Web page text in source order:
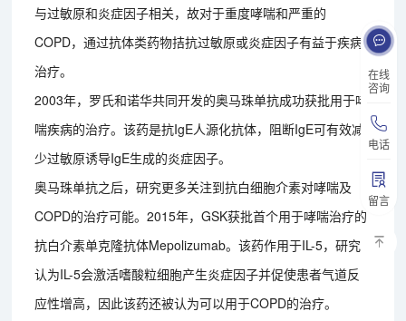
在线
咨询
电话
留言
与过敏原和炎症因子相关，故对于重度哮喘和严重的
COPD，通过抗体类药物拮抗过敏原或炎症因子有益于疾病
治疗。
2003年，罗氏和诺华共同开发的奥马珠单抗成功获批用于哮
喘疾病的治疗。该药是抗IgE人源化抗体，阻断IgE可有效减
少过敏原诱导IgE生成的炎症因子。
奥马珠单抗之后，研究更多关注到抗白细胞介素对哮喘及
COPD的治疗可能。2015年，GSK获批首个用于哮喘治疗的
抗白介素单克隆抗体Mepolizumab。该药作用于IL-5，研究
认为IL-5会激活嗜酸粒细胞产生炎症因子并促使患者气道反
应性增高，因此该药还被认为可以用于COPD的治疗。